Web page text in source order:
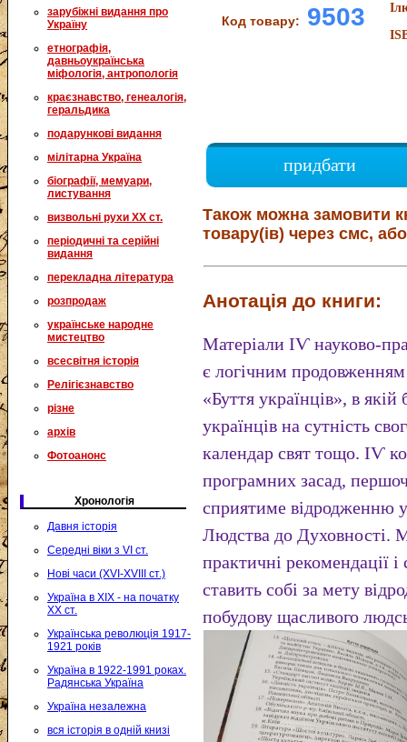
зарубіжні видання про
Україну
етнографія,
давньоукраїнська
міфологія, антропологія
краєзнавство, генеалогія,
геральдика
подарункові видання
мілітарна Україна
біографії, мемуари,
листування
визвольні рухи XX ст.
періодичні та серійні
видання
перекладна література
розпродаж
українське народне
мистецтво
всесвітня історія
Релігієзнавство
різне
архів
Фотоанонс
Хронологія
Давня історія
Середні віки з VI ст.
Нові часи (XVI-XVIII ст.)
Україна в XIX - на початку
XX ст.
Українська революція 1917-
1921 років
Україна в 1922-1991 роках.
Радянська Україна
Україна незалежна
вся історія в одній книзі
Код товару: 9503
придбати
Також можна замовити
товару(ів) через смс,
Анотація до книги:
Матеріали ІѴ науково-
є логічним
«Буття українців», в
українців на сутність
календар свят тощо. ІѴ
програмних засад,
сприятиме відродженню
Людства до Духовності.
практичні рекомендації
ставить собі за мету
побудову щасливого